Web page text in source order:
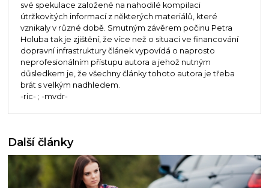
své spekulace založené na nahodilé kompilaci
útržkovitých informací z některých materiálů, které
vznikaly v různé době. Smutným závěrem počinu Petra
Holuba tak je zjištění, že více než o situaci ve financování
dopravní infrastruktury článek vypovídá o naprosto
neprofesionálním přístupu autora a jehož nutným
důsledkem je, že všechny články tohoto autora je třeba
brát s velkým nadhledem.
-ric- ; -mvdr-
Další články